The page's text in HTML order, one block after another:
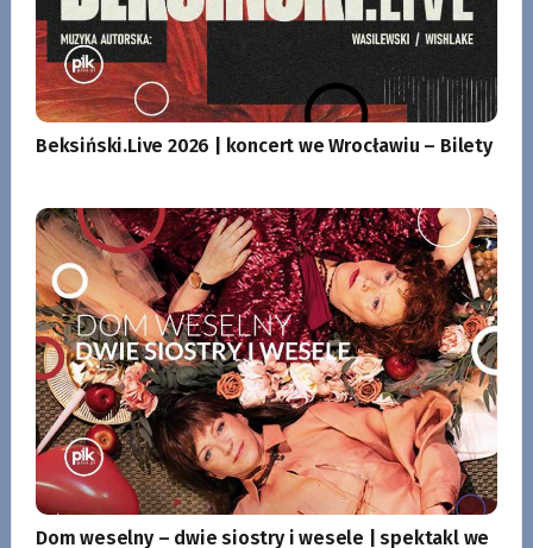
Beksiński.Live 2026 | koncert we Wrocławiu – Bilety
Dom weselny – dwie siostry i wesele | spektakl we